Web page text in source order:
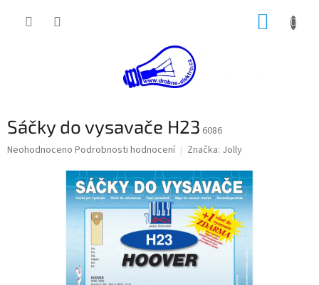
Sáčky do vysavače H23 6086
Průměrné
Neohodnoceno Podrobnosti hodnocení Značka: Jolly